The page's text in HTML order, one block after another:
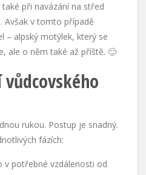
při navázání na střed
Avšak v tomto případě
– alpský motýlek, který se
ale o něm také až příště. 🙂
rukou. Postup je snadný.
fázích:
v potřebné vzdálenosti od